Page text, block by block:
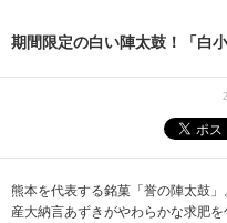
期間限定の白い陣太鼓！「白
熊本を代表する銘菓「誉の陣太鼓
産大納言あずきがやわらかな求肥